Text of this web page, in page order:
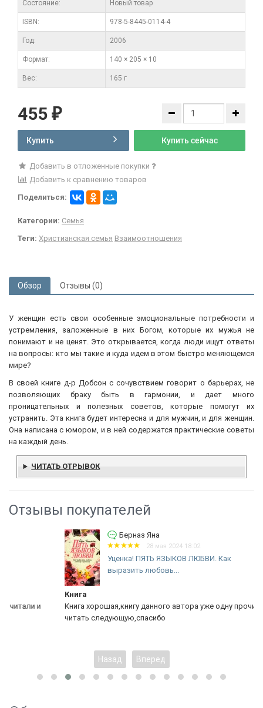
Состояние: Новый товар
ISBN: 978-5-8445-0114-4
Год: 2006
Формат: 140 × 205 × 10
Вес: 165 г
455 ₽
Купить Купить сейчас
Добавить в отложенные покупки
Добавить к сравнению товаров
Поделиться:
Категории: Семья
Теги: Христианская семья Взаимоотношения
Обзор Отзывы (0)
У женщин есть свои особенные эмоциональные потребности и
устремления, заложенные в них Богом, которые их мужья не
понимают и не ценят. Это открывается, когда люди ищут ответы
на вопросы: кто мы такие и куда идем в этом быстро меняющемся
мире?
В своей книге д-р Добсон с сочувствием говорит о барьерах, не
позволяющих браку быть в гармонии, и дает много
проницательных и полезных советов, которые помогут их
устранить. Эта книга будет интересна и для мужчин, и для женщин.
Она написана с юмором, и в ней содержатся практические советы
на каждый день.
ЧИТАТЬ ОТРЫВОК
Отзывы покупателей
Берназ Яна
28 мая 2024 18:02
Уценка! ПЯТЬ ЯЗЫКОВ ЛЮБВИ. Как
выразить любовь...
Книга хорошая,книгу данного автора уже одну прочитала,буду
читать следующую,спасибо
Назад Вперед